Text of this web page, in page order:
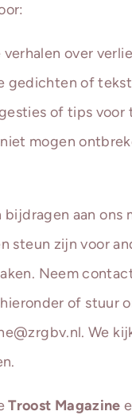
verhalen over
gedichten of
of tips voor
mogen
bijdragen aan ons
steun zijn voor
Neem
of stuur
We
Troost Magazine